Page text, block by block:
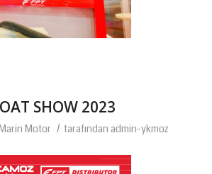
SHOW 2023
Motor / tarafından admin-ykmoz